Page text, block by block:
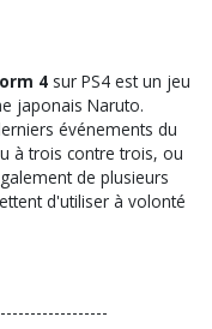
4 sur PS4 est un jeu
japonais Naruto.
événements du
à trois contre trois, ou
de plusieurs
d'utiliser à volonté